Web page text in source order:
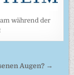
während der
Augen? →